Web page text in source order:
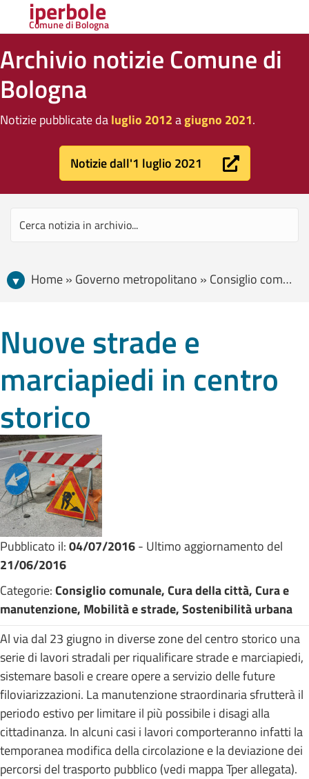
iperbole
Comune di Bologna
Archivio notizie Comune di
Bologna
Notizie pubblicate daluglio 2012agiugno 2021.
Notizie dall'1 luglio 2021
Home » Governo metropolitano » Consiglio comunale » Nuove strade e marciapiedi in centro storico
Nuove strade e
marciapiedi in centro
storico
Pubblicato il:04/07/2016- Ultimo aggiornamento del
21/06/2016
Categorie:Consiglio comunale, Cura della città, Cura e
manutenzione, Mobilità e strade, Sostenibilità urbana
Al via dal 23 giugno in diverse zone del centro storico una
serie di lavori stradali per riqualificare strade e marciapiedi,
sistemare basoli e creare opere a servizio delle future
filoviarizzazioni. La manutenzione straordinaria sfrutterà il
periodo estivo per limitare il più possibile i disagi alla
cittadinanza. In alcuni casi i lavori comporteranno infatti la
temporanea modifica della circolazione e la deviazione dei
percorsi del trasporto pubblico (vedi mappa Tper allegata).